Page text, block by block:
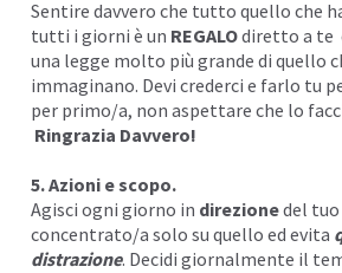
Sentire davvero che tutto quello che
tutti i giorni è un REGALOdiretto a te
una legge molto più grande di quello
immaginano. Devi crederci e farlo tu
per primo/a, non aspettare che lo
Ringrazia Davvero!
5. Azioni e scopo.
Agisci ogni giorno in direzionedel
concentrato/a solo su quello ed evita
distrazione. Decidi giornalmente il